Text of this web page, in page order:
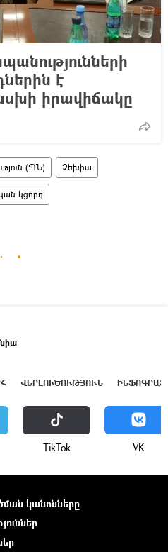
է
իրավիճակը
(ՊՆ) Չեխիա
կցորդ
ՎԵՐԼՈՒԾՈՒԹՅՈՒՆ
ТikТоk VK
կանոնները